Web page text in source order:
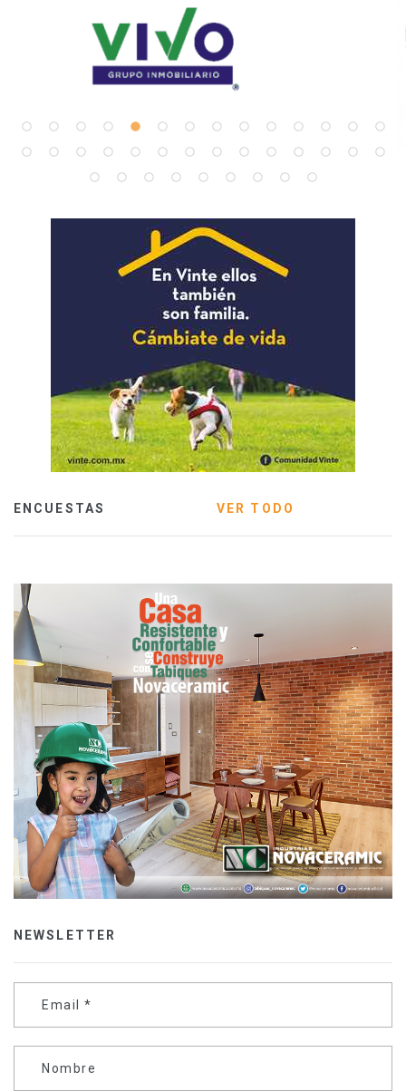
ENCUESTAS VER TODO
NEWSLETTER
Email *
Nombre